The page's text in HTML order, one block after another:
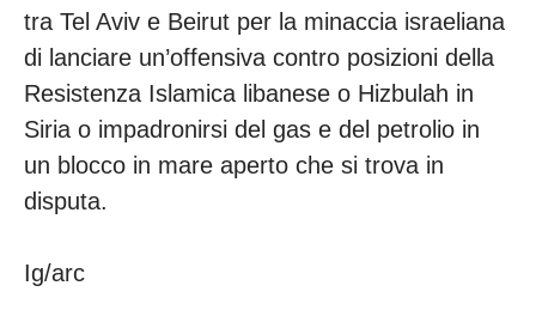
tra Tel Aviv e Beirut per la minaccia israeliana
di lanciare un’offensiva contro posizioni della
Resistenza Islamica libanese o Hizbulah in
Siria o impadronirsi del gas e del petrolio in
un blocco in mare aperto che si trova in
disputa.
Ig/arc